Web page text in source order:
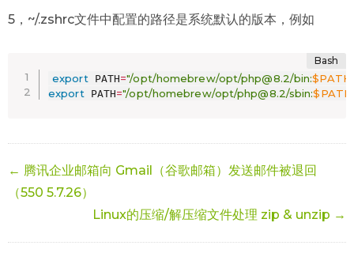
5，~/.zshrc文件中配置的路径是系统默认的版本，例如
export PATH="/opt/homebrew/opt/php@8.2/bin:$PATH
export PATH="/opt/homebrew/opt/php@8.2/sbin:$PATH
← 腾讯企业邮箱向 Gmail（谷歌邮箱）发送邮件被退回
（550 5.7.26）
Linux的压缩/解压缩文件处理 zip & unzip →